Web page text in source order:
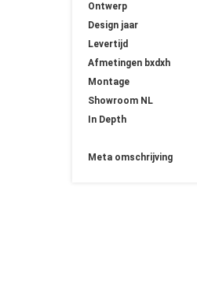
Ontwerp
Design jaar
Levertijd
Afmetingen bxdxh
Montage
Showroom NL
In Depth
Meta omschrijving